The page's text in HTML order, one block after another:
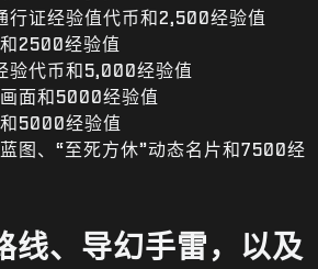
行证经验值代币和2,500经验值
2500经验值
验代币和5,000经验值
面和5000经验值
5000经验值
图、“至死方休”动态名片和7500经
线、导幻手雷，以及